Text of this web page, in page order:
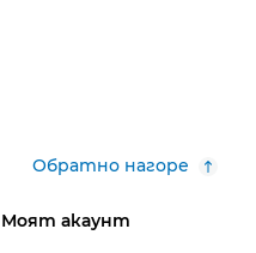
Обратно нагоре
Моят акаунт